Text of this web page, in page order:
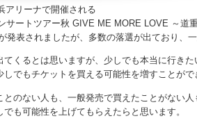
アリーナで開催される
サートツアー秋 GIVE ME MORE LOVE ～道
発表されましたが、多数の落選が出ており、
くるとは思いますが、少しでも本当に行きた
でもチケットを買える可能性を増すことがで
のない人も、一般発売で買えたことがない人
でも可能性を上げてもらえたらと思います。